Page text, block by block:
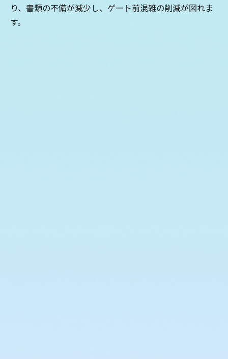
り、書類の不備が減少し、ゲート前混雑の削減が図れま
す。